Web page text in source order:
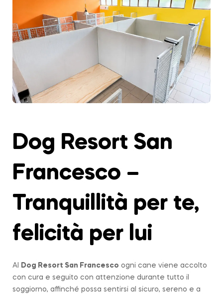
Dog Resort San
Francesco –
Tranquillità per te,
felicità per lui
Al Dog Resort San Francesco ogni cane viene accolto
con cura e seguito con attenzione durante tutto il
soggiorno, affinché possa sentirsi al sicuro, sereno e a